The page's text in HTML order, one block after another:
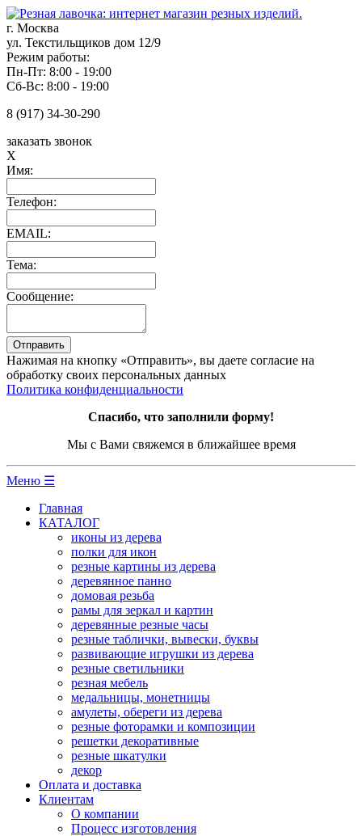
г. Москва
ул. Текстильщиков дом 12/9
Режим работы:
Пн-Пт: 8:00 - 19:00
Сб-Вс: 8:00 - 19:00
8 (917) 34-30-290
заказать звонок
X
Имя:
Телефон:
EMAIL:
Тема:
Сообщение:
Нажимая на кнопку «Отправить», вы даете согласие на
обработку своих персональных данных
Политика конфиденциальности
Спасибо, что заполнили форму!
Мы с Вами свяжемся в ближайшее время
Меню ☰
Главная
КАТАЛОГ
иконы из дерева
полки для икон
резные картины из дерева
деревянное панно
домовая резьба
рамы для зеркал и картин
деревянные резные часы
резные таблички, вывески, буквы
развивающие игрушки из дерева
резные светильники
резная мебель
медальницы, монетницы
амулеты, обереги из дерева
резные фоторамки и композиции
решетки декоративные
резные шкатулки
декор
Оплата и доставка
Клиентам
О компании
Процесс изготовления